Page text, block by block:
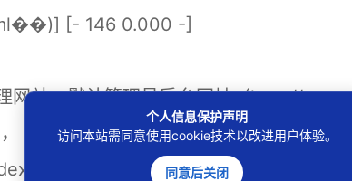
[- 146 0.000 -]
站，默认管理员后台网址（http://www.
或跳转的http://www.您的网站域
）会经常被黑客扫
个人信息保护声明
访问本站需同意使用cookie技术以改进用户体验。
同意后关闭